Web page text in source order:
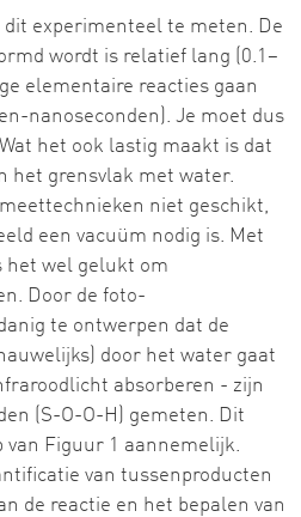
dit experimenteel te meten. De
wordt is relatief lang (0.1–
elementaire reacties gaan
nanoseconden). Je moet dus
het ook lastig maakt is dat
het grensvlak met water.
niet geschikt,
een vacuüm nodig is. Met
het wel gelukt om
Door de foto-
te ontwerpen dat de
door het water gaat
absorberen - zijn
(S-O-O-H) gemeten. Dit
Figuur 1 aannemelijk.
van tussenproducten
de reactie en het bepalen van